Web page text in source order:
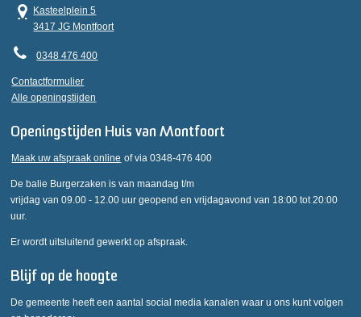
Kasteelplein 5
3417 JG Montfoort
0348 476 400
Contactformulier
Alle openingstijden
Openingstijden Huis van Montfoort
Maak uw afspraak online of via 0348-476 400
De balie Burgerzaken is van maandag t/m
vrijdag van 09.00 - 12.00 uur geopend en vrijdagavond van 18:00 tot 20:00
uur.
Er wordt uitsluitend gewerkt op afspraak.
Blijf op de hoogte
De gemeente heeft een aantal social media kanalen waar u ons kunt volgen